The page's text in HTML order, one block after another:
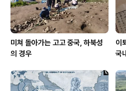
미쳐 돌아가는 고고 중국, 하북성
의 경우
이
국